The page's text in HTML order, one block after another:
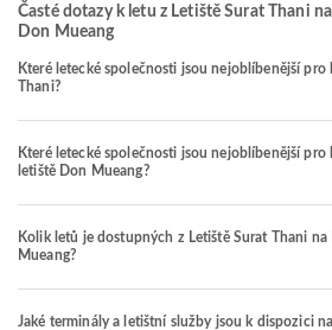
Časté dotazy k letu z Letiště Surat Thani
Don Mueang
Které letecké společnosti jsou nejoblíbenější pro
Thani?
Které letecké společnosti jsou nejoblíbenější
letiště Don Mueang?
Kolik letů je dostupných z Letiště Surat Thani
Mueang?
Jaké terminály a letištní služby jsou k dispozici